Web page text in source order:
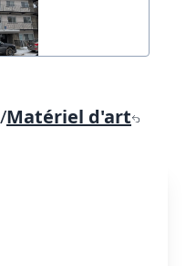
/Matériel d'art